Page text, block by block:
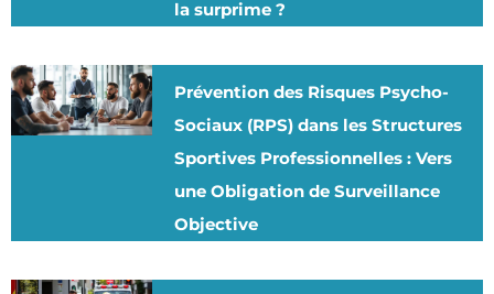
la surprime ?
Prévention des Risques Psycho-
Sociaux (RPS) dans les Structures
Sportives Professionnelles : Vers
une Obligation de Surveillance
Objective